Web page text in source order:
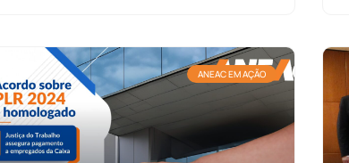
ANEAC EM AÇÃO